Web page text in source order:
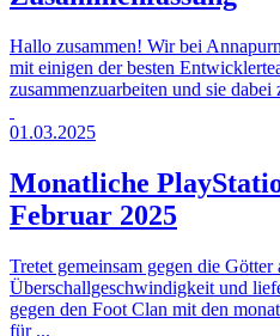
Hallo zusammen! Wir bei
mit einigen der besten
zusammenzuarbeiten und sie
01.03.2025
Monatliche
Februar 2025
Tretet gemeinsam gegen die Götter
Überschallgeschwindigkeit und
gegen den Foot Clan mit den
für ...